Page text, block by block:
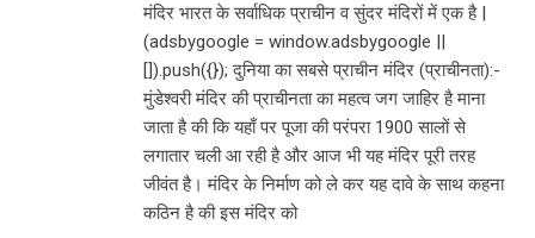
मंदिर भारत के सर्वाधिक प्राचीन व सुंदर मंदिरों में एक है |
(adsbygoogle = window.adsbygoogle ||
[]).push({}); दुनिया का सबसे प्राचीन मंदिर (प्राचीनता):-
मुंडेश्वरी मंदिर की प्राचीनता का महत्व जग जाहिर है माना
जाता है की कि यहाँ पर पूजा की परंपरा 1900 सालों से
लगातार चली आ रही है और आज भी यह मंदिर पूरी तरह
जीवंत है। मंदिर के निर्माण को ले कर यह दावे के साथ कहना
कठिन है की इस मंदिर को